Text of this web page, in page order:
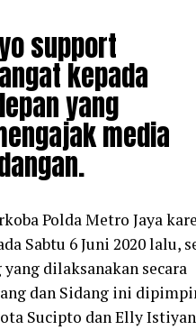
support
kepada
yang
media
Polda Metro Jaya
Sabtu 6 Juni 2020 lalu,
dilaksanakan secara
dan Sidang ini
Sucipto dan Elly